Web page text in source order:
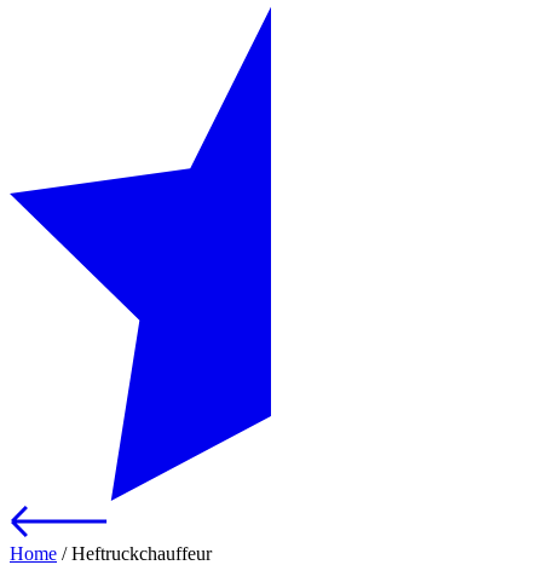
Home /Heftruckchauffeur